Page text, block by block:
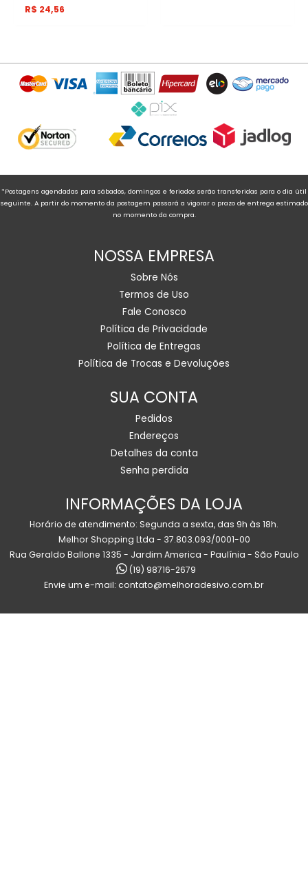
R$ 24,56
*Postagens agendadas para sábados, domingos e feriados serão transferidas para o dia útil
seguinte. A partir do momento da postagem passará a vigorar o prazo de entrega estimado
no momento da compra.
NOSSA EMPRESA
Sobre Nós
Termos de Uso
Fale Conosco
Política de Privacidade
Política de Entregas
Política de Trocas e Devoluções
SUA CONTA
Pedidos
Endereços
Detalhes da conta
Senha perdida
INFORMAÇÕES DA LOJA
Horário de atendimento: Segunda a sexta, das 9h às 18h.
Melhor Shopping Ltda - 37.803.093/0001-00
Rua Geraldo Ballone 1335 - Jardim America - Paulínia - São Paulo
(19) 98716-2679
Envie um e-mail: contato@melhoradesivo.com.br